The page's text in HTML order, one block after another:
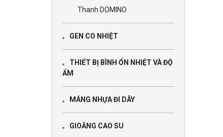
Thanh DOMINO
GEN CO NHIỆT
THIẾT BỊ BÌNH ỔN NHIỆT VÀ ĐỘ
ẨM
MÁNG NHỰA ĐI DÂY
GIOĂNG CAO SU